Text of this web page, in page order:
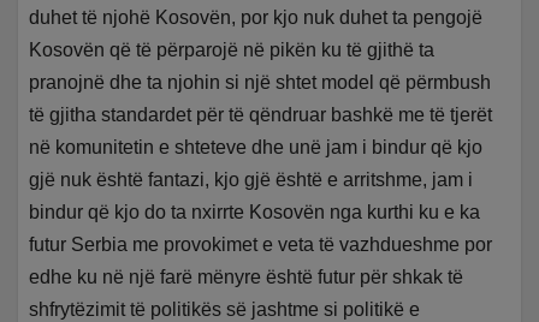
duhet të njohë Kosovën, por kjo nuk duhet ta pengojë
Kosovën që të përparojë në pikën ku të gjithë ta
pranojnë dhe ta njohin si një shtet model që përmbush
të gjitha standardet për të qëndruar bashkë me të tjerët
në komunitetin e shteteve dhe unë jam i bindur që kjo
gjë nuk është fantazi, kjo gjë është e arritshme, jam i
bindur që kjo do ta nxirrte Kosovën nga kurthi ku e ka
futur Serbia me provokimet e veta të vazhdueshme por
edhe ku në një farë mënyre është futur për shkak të
shfrytëzimit të politikës së jashtme si politikë e